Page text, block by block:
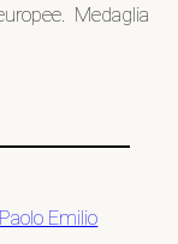
Medaglia
Paolo Emilio